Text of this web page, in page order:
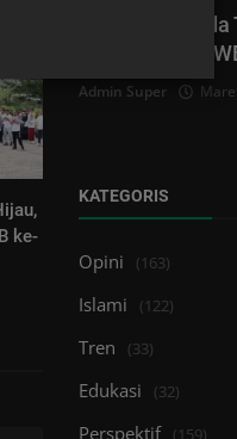
ke-
Gacor,
Kini Terapkan
Admin Super
KATEGORIS
Opini (163)
Islami (122)
Tren (33)
Edukasi (32)
Perspektif (159)